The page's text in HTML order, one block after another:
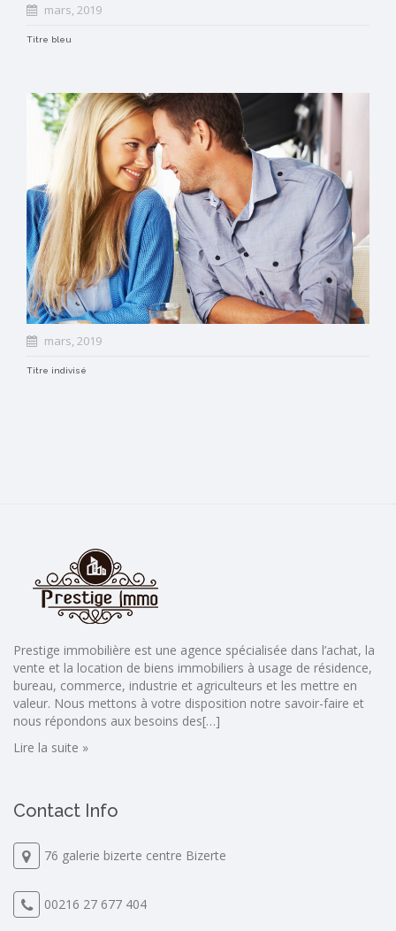
mars, 2019
Titre bleu
mars, 2019
Titre indivisé
Prestige immobilière est une agence spécialisée dans l’achat, la
vente et la location de biens immobiliers à usage de résidence,
bureau, commerce, industrie et agriculteurs et les mettre en
valeur. Nous mettons à votre disposition notre savoir-faire et
nous répondons aux besoins des[…]
Lire la suite »
Contact Info
76 galerie bizerte centre Bizerte
00216 27 677 404